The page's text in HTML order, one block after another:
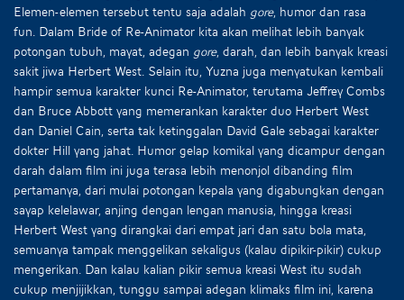
Elemen-elemen tersebut tentu saja adalah gore, humor dan rasa
fun. Dalam Bride of Re-Animator kita akan melihat lebih banyak
potongan tubuh, mayat, adegan gore, darah, dan lebih banyak kreasi
sakit jiwa Herbert West. Selain itu, Yuzna juga menyatukan kembali
hampir semua karakter kunci Re-Animator, terutama Jeffrey Combs
dan Bruce Abbott yang memerankan karakter duo Herbert West
dan Daniel Cain, serta tak ketinggalan David Gale sebagai karakter
dokter Hill yang jahat. Humor gelap komikal yang dicampur dengan
darah dalam film ini juga terasa lebih menonjol dibanding film
pertamanya, dari mulai potongan kepala yang digabungkan dengan
sayap kelelawar, anjing dengan lengan manusia, hingga kreasi
Herbert West yang dirangkai dari empat jari dan satu bola mata,
semuanya tampak menggelikan sekaligus (kalau dipikir-pikir) cukup
mengerikan. Dan kalau kalian pikir semua kreasi West itu sudah
cukup menjijikkan, tunggu sampai adegan klimaks film ini, karena